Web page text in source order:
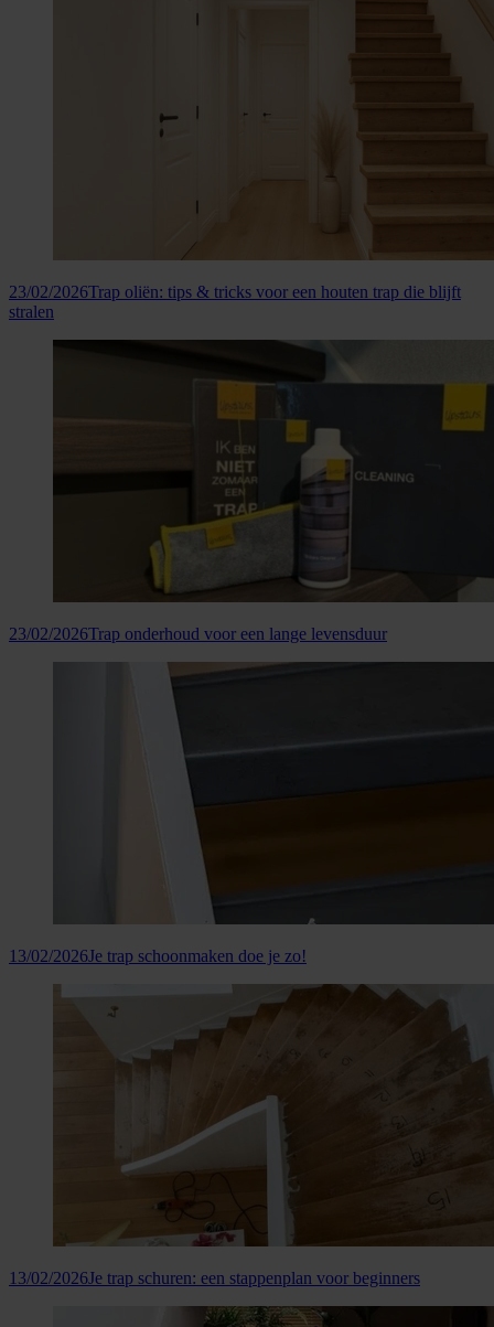
23/02/2026Trap oliën: tips & tricks voor een houten trap die blijft
stralen
23/02/2026Trap onderhoud voor een lange levensduur
13/02/2026Je trap schoonmaken doe je zo!
13/02/2026Je trap schuren: een stappenplan voor beginners